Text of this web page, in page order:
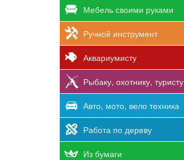
Мебель своими руками
Ручной инструмент
Аквариумисту
Рыбаку, охотнику, туристу
Авто, мото, вело техника
Работа по дереву
Из бумаги